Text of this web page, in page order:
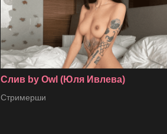
Слив by Owl (Юля Ивлева)
Стримерши